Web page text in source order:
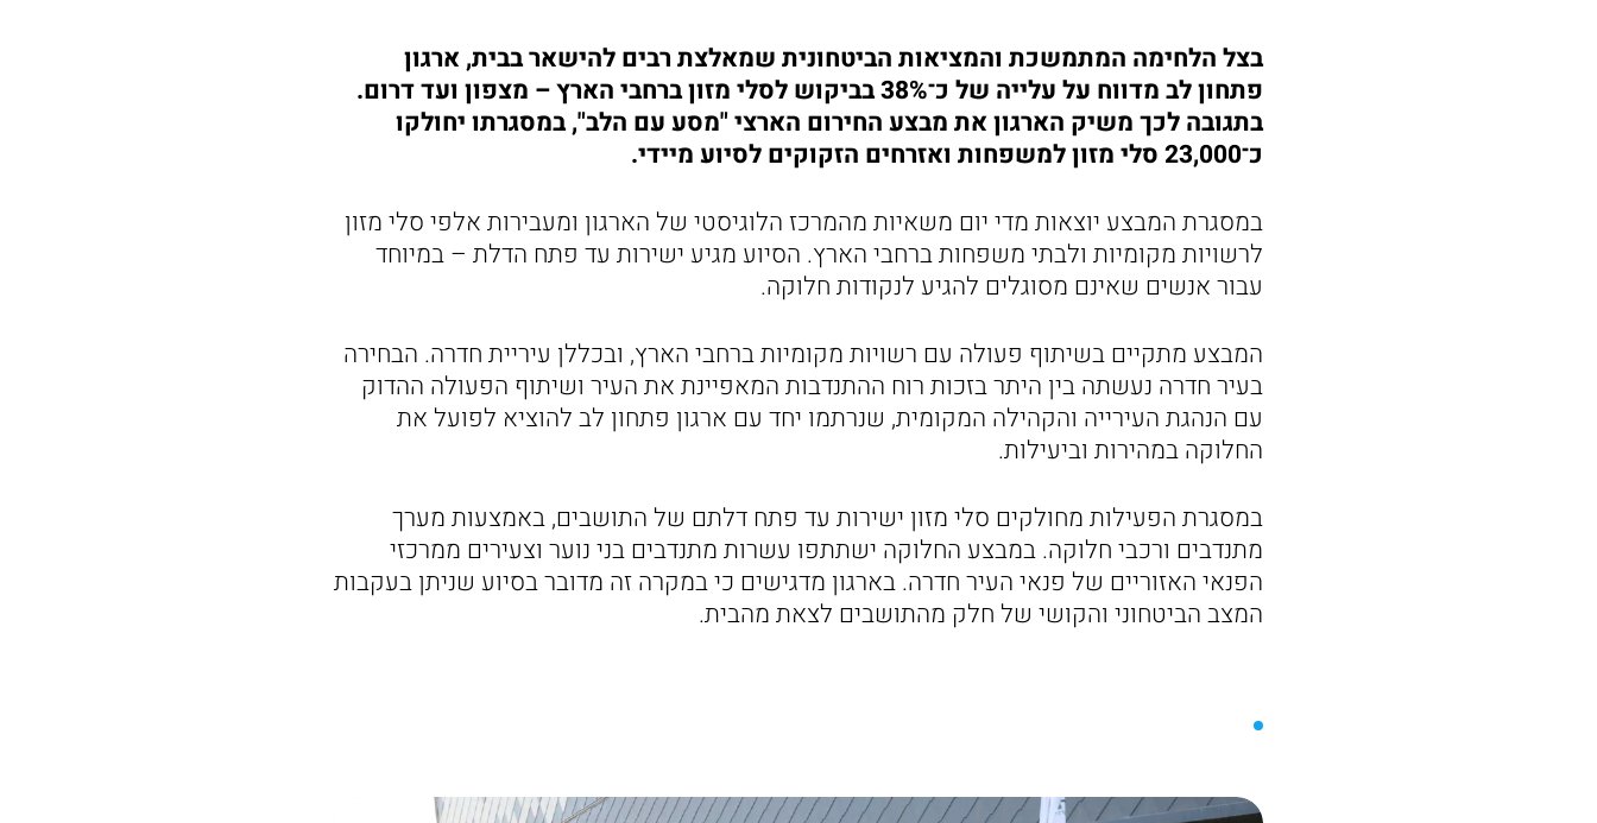
בצל הלחימה המתמשכת והמציאות הביטחונית שמאלצת רבים להישאר בבית, ארגון
פתחון לב מדווח על עלייה של כ־38% בביקוש לסלי מזון ברחבי הארץ – מצפון ועד דרום.
בתגובה לכך משיק הארגון את מבצע החירום הארצי "מסע עם הלב", במסגרתו יחולקו
כ־23,000 סלי מזון למשפחות ואזרחים הזקוקים לסיוע מיידי.
במסגרת המבצע יוצאות מדי יום משאיות מהמרכז הלוגיסטי של הארגון ומעבירות אלפי סלי מזון
לרשויות מקומיות ולבתי משפחות ברחבי הארץ. הסיוע מגיע ישירות עד פתח הדלת – במיוחד
עבור אנשים שאינם מסוגלים להגיע לנקודות חלוקה.
המבצע מתקיים בשיתוף פעולה עם רשויות מקומיות ברחבי הארץ, ובכללן עיריית חדרה. הבחירה
בעיר חדרה נעשתה בין היתר בזכות רוח ההתנדבות המאפיינת את העיר ושיתוף הפעולה ההדוק
עם הנהגת העירייה והקהילה המקומית, שנרתמו יחד עם ארגון פתחון לב להוציא לפועל את
החלוקה במהירות וביעילות.
במסגרת הפעילות מחולקים סלי מזון ישירות עד פתח דלתם של התושבים, באמצעות מערך
מתנדבים ורכבי חלוקה. במבצע החלוקה ישתתפו עשרות מתנדבים בני נוער וצעירים ממרכזי
הפנאי האזוריים של פנאי העיר חדרה. בארגון מדגישים כי במקרה זה מדובר בסיוע שניתן בעקבות
המצב הביטחוני והקושי של חלק מהתושבים לצאת מהבית.